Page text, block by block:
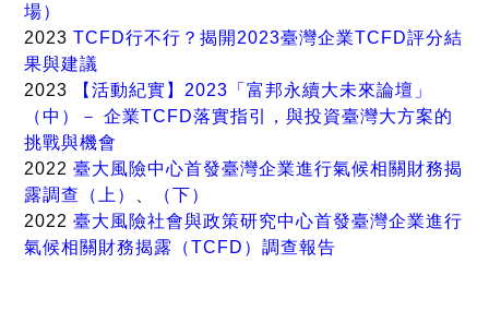
場）
2023TCFD行不行？揭開2023臺灣企業TCFD評分結
果與建議
2023
【活動紀實】2023「富邦永續大未來論壇」
（中）－ 企業TCFD落實指引，與投資臺灣大方案的
挑戰與機會
2022臺大風險中心首發臺灣企業進行氣候相關財務揭
露調查（上）
（下）
2022臺大風險社會與政策研究中心首發臺灣企業進行
氣候相關財務揭露（TCFD）調查報告